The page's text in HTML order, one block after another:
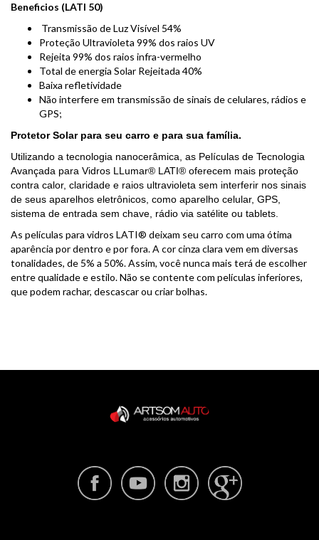
Beneficios (LATI 50)
Transmissão de Luz Visível 54%
Proteção Ultravioleta 99% dos raios UV
Rejeita 99% dos raios infra-vermelho
Total de energia Solar Rejeitada 40%
Baixa refletividade
Não interfere em transmissão de sinais de celulares, rádios e
GPS;
Protetor Solar para seu carro e para sua família.
Utilizando a tecnologia nanocerâmica, as Películas de Tecnologia
Avançada para Vidros LLumar® LATI® oferecem mais proteção
contra calor, claridade e raios ultravioleta sem interferir nos sinais
de seus aparelhos eletrônicos, como aparelho celular, GPS,
sistema de entrada sem chave, rádio via satélite ou tablets.
As películas para vidros LATI® deixam seu carro com uma ótima
aparência por dentro e por fora. A cor cinza clara vem em diversas
tonalidades, de 5% a 50%. Assim, você nunca mais terá de escolher
entre qualidade e estilo. Não se contente com películas inferiores,
que podem rachar, descascar ou criar bolhas.